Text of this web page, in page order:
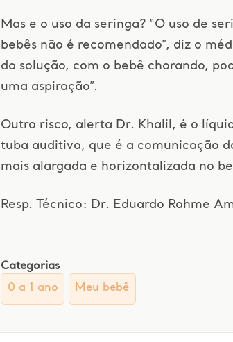
Mas e o uso da seringa? “O uso de
bebês não é recomendado”, diz o
da solução, com o bebê chorando,
uma aspiração”.
Outro risco, alerta Dr. Khalil, é o
tuba auditiva, que é a comunicação
mais alargada e horizontalizada no
Resp. Técnico: Dr. Eduardo Rahme
Categorias
0 a 1 ano
Meu bebê